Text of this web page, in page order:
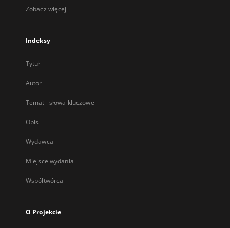
Zobacz więcej
Indeksy
Tytuł
Autor
Temat i słowa kluczowe
Opis
Wydawca
Miejsce wydania
Współtwórca
O Projekcie